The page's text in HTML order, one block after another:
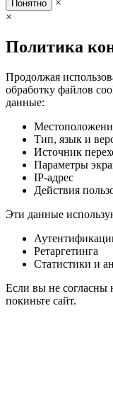
Понятно
×
Политика
Продолжая
обработку файлов
данные:
Тип, язык и
Источник
Параметры
IP-адрес
Действия
Эти данные
Ретаргетинга
Статистики и
Если вы не согласны
покиньте сайт.